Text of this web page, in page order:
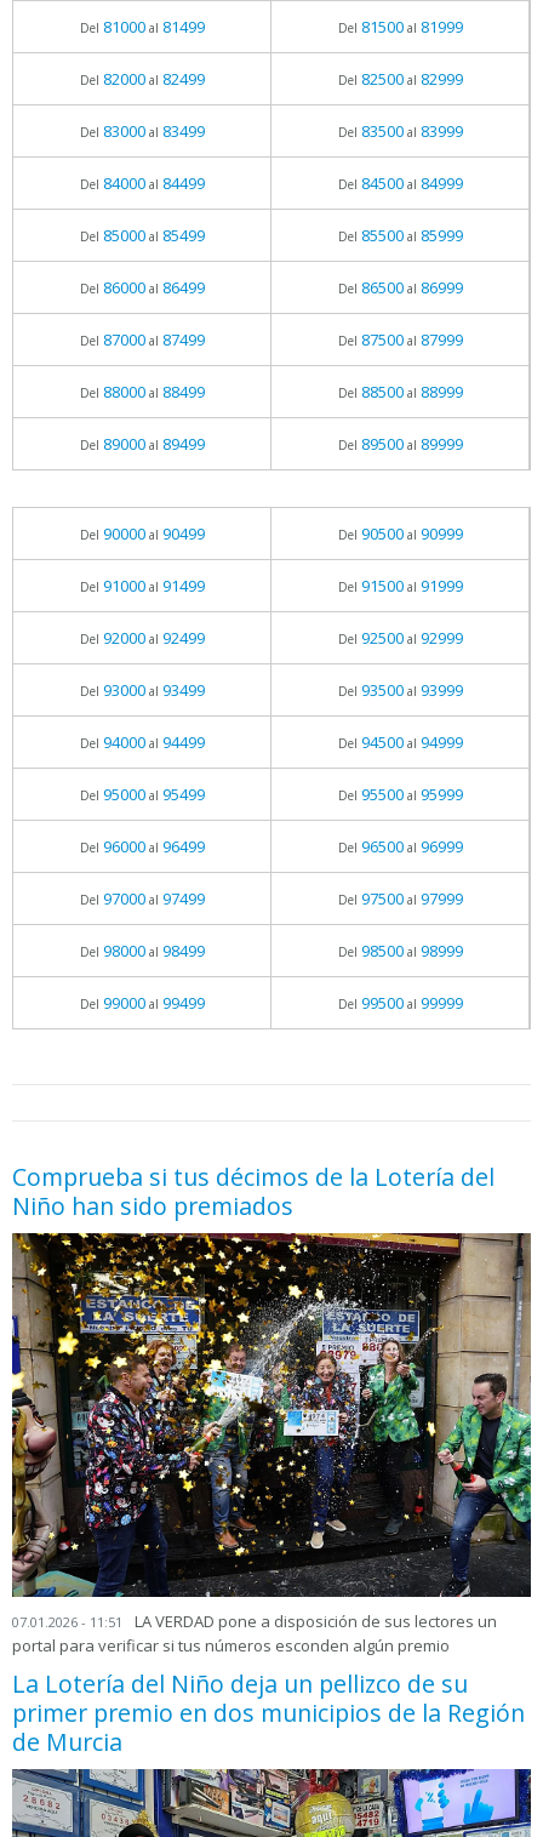
Del 81000al 81499 Del 81500al 81999
Del 82000al 82499 Del 82500al 82999
Del 83000al 83499 Del 83500al 83999
Del 84000al 84499 Del 84500al 84999
Del 85000al 85499 Del 85500al 85999
Del 86000al 86499 Del 86500al 86999
Del 87000al 87499 Del 87500al 87999
Del 88000al 88499 Del 88500al 88999
Del 89000al 89499 Del 89500al 89999
Del 90000al 90499 Del 90500al 90999
Del 91000al 91499 Del 91500al 91999
Del 92000al 92499 Del 92500al 92999
Del 93000al 93499 Del 93500al 93999
Del 94000al 94499 Del 94500al 94999
Del 95000al 95499 Del 95500al 95999
Del 96000al 96499 Del 96500al 96999
Del 97000al 97499 Del 97500al 97999
Del 98000al 98499 Del 98500al 98999
Del 99000al 99499 Del 99500al 99999
Comprueba si tus décimos de la Lotería del
Niño han sido premiados
07.01.2026 - 11:51
LA VERDAD pone a disposición de sus lectores un
portal para verificar si tus números esconden algún premio
La Lotería del Niño deja un pellizco de su
primer premio en dos municipios de la Región
de Murcia